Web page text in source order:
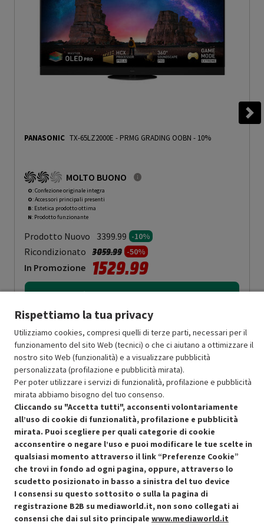
PANASONIC TX-65LZ2000E - PRMG GRADING OOBN - 10%
MOLTO BUONO
O: Confezione originale integra
O: Accessori principali presenti
B: Estetica prodotto ottima
N: Prodotto funzionante
Prodotto Nuovo 3399.99 -10%
Ricondizionato Prezzo ridotto da
3059.99a-50%
In Promozione 1529.99
SCONTO RICONDIZIONATI
Approfitta dello sconto del 50% sul prodotto ricondizionato.
Condizioni generali di vendita
Cookie Policy
Preferenze cookie
Informativa privacy
Recedere dal contratto qui
Rispettiamo la tua privacy
Utilizziamo cookies, compresi quelli di terze parti, necessari per il
funzionamento del sito Web (tecnici) o che ci aiutano a ottimizzare il
nostro sito Web (funzionalità) e a visualizzare pubblicità
personalizzata (profilazione e pubblicità mirata).
Per poter utilizzare i servizi di funzionalità, profilazione e pubblicità
mirata abbiamo bisogno del tuo consenso.
Cliccando su "Accetta tutti", acconsenti volontariamente
all’uso di cookie di funzionalità, profilazione e pubblicità
mirata. Puoi scegliere per quali categorie di cookie
acconsentire o negare l’uso e puoi modificare le tue scelte in
qualsiasi momento attraverso il link “Preferenze Cookie”
che trovi in fondo ad ogni pagina, oppure, attraverso lo
scudetto posizionato in basso a sinistra del tuo device
I consensi su questo sottosito o sulla la pagina di
registrazione B2B su mediaworld.it, non sono collegati ai
consensi che dai sul sito principale www.mediaworld.it